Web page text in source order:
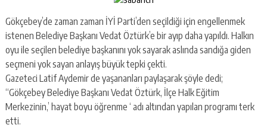
Gökçebey’de zaman zaman İYİ Parti’den seçildiği için engellenmek
istenen Belediye Başkanı Vedat Öztürk’e bir ayıp daha yapıldı. Halkın
oyu ile seçilen belediye başkanını yok sayarak aslında sandığa giden
seçmeni yok sayan anlayış büyük tepki çekti.
Gazeteci Latif Aydemir de yaşananları paylaşarak şöyle dedi;
“Gökçebey Belediye Başkanı Vedat Öztürk, İlçe Halk Eğitim
Merkezinin,’ hayat boyu öğrenme ‘ adı altından yapılan programı terk
etti.